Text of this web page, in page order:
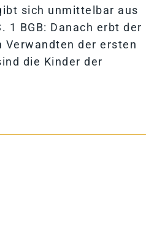
sich unmittelbar aus
1 BGB: Danach erbt der
Verwandten der ersten
die Kinder der